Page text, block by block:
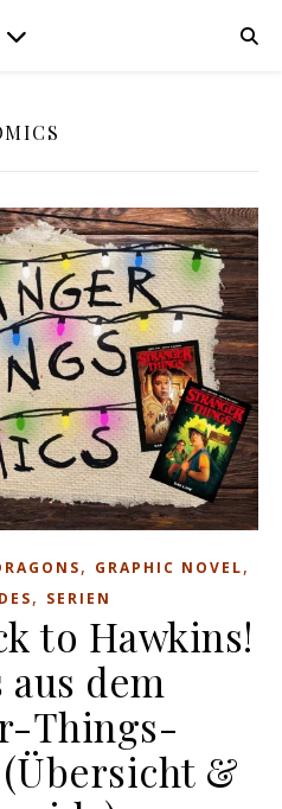
, GRAPHIC NOVEL,
, SERIEN
to Hawkins!
dem
Things-
&